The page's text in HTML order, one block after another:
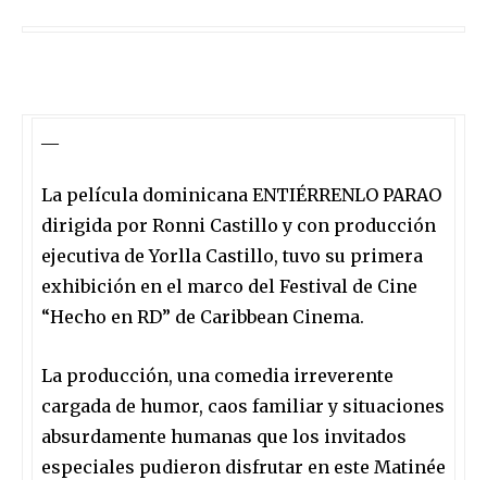
La película dominicana ENTIÉRRENLO PARAO
dirigida por Ronni Castillo y con producción
ejecutiva de Yorlla Castillo,tuvo su primera
exhibición en el marco del Festival de Cine
“Hecho en RD” de Caribbean Cinema.
La producción, una comedia irreverente
cargada de humor, caos familiar y situaciones
absurdamente humanas que los invitados
especiales pudieron disfrutar en este Matinée